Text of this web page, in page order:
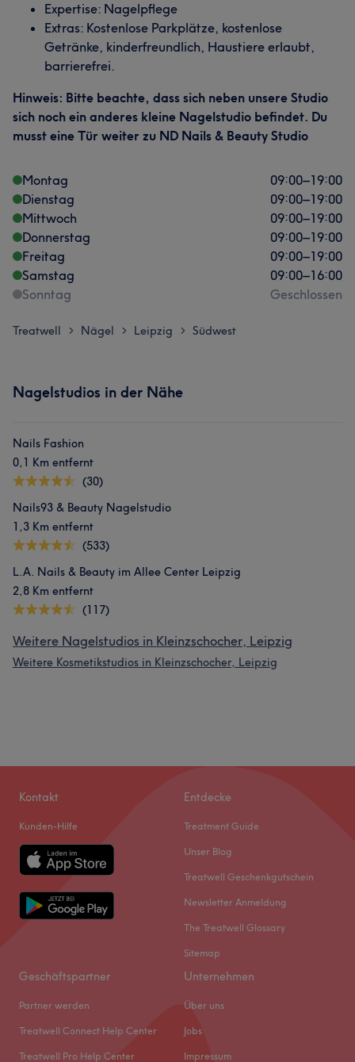
Expertise: Nagelpflege
Extras: Kostenlose Parkplätze, kostenlose
Getränke, kinderfreundlich, Haustiere erlaubt,
barrierefrei.
Hinweis: Bitte beachte, dass sich neben unsere Studio
sich noch ein anderes kleine Nagelstudio befindet. Du
musst eine Tür weiter zu ND Nails & Beauty Studio
Montag 09:00–19:00
Dienstag
09:00–19:00
Mittwoch
09:00–19:00
Donnerstag
09:00–19:00
Freitag
09:00–19:00
Samstag
09:00–16:00
Sonntag
Geschlossen
Treatwell > Nägel > Leipzig > Südwest
Nagelstudios in der Nähe
Nails Fashion
0,1 Km entfernt
(30)
Nails93 & Beauty Nagelstudio
1,3 Km entfernt
(533)
L.A. Nails & Beauty im Allee Center Leipzig
2,8 Km entfernt
(117)
Weitere Nagelstudios in Kleinzschocher, Leipzig
Weitere Kosmetikstudios in Kleinzschocher, Leipzig
Kontakt
Kunden-Hilfe
Entdecke
Treatment Guide
Unser Blog
Treatwell Geschenkgutschein
Newsletter Anmeldung
The Treatwell Glossary
Sitemap
Geschäftspartner
Partner werden
Treatwell Connect Help Center
Treatwell Pro Help Center
Unternehmen
Über uns
Jobs
Impressum